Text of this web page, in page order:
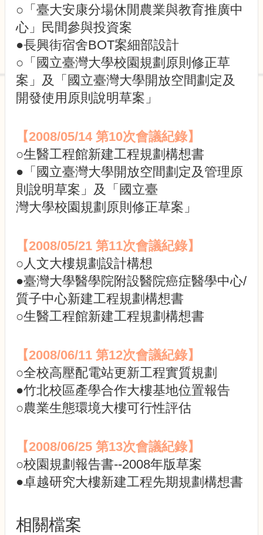
書
物
多
性
校
共
藝
術
○「臺大安康分場休閒農業與教育推廣中
心」民間參與投資案
●長興街宿舍BOT案細部設計
○「國立臺灣大學校園規劃原則修正草
案」及「國立臺灣大學開放空間劃定及
開發使用原則說明草案」
【2008/05/14 第10次會議紀錄】
○生醫工程館新建工程規劃構想書
●「國立臺灣大學開放空間劃定及管理原
則說明草案」及「國立臺
灣大學校園規劃原則修正草案」
【2008/05/21 第11次會議紀錄】
○人文大樓規劃設計構想
●臺灣大學醫學院附設醫院癌症醫學中心/
質子中心新建工程規劃構想書
○生醫工程館新建工程規劃構想書
【2008/06/11 第12次會議紀錄】
○全校高壓配電站更新工程實質規劃
●竹北校區產學合作大樓基地位置報告
○農業生態環境大樓可行性評估
【2008/06/25 第13次會議紀錄】
○校園規劃報告書--2008年版草案
●卓越研究大樓新建工程先期規劃構想書
相關檔案